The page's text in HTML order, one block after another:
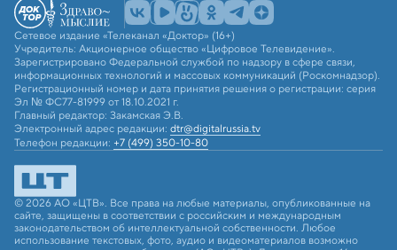
Сетевое издание «Телеканал «Доктор» (16+)
Учредитель: Акционерное общество «Цифровое Телевидение».
Зарегистрировано Федеральной службой по надзору в сфере связи,
информационных технологий и массовых коммуникаций (Роскомнадзор).
Регистрационный номер и дата принятия решения о регистрации: серия
Эл № ФС77-81999 от 18.10.2021 г.
Главный редактор: Закамская Э.В.
Электронный адрес редакции: dtr@digitalrussia.tv
Телефон редакции: +7 (499) 350-10-80
© 2026 АО «ЦТВ». Все права на любые материалы, опубликованные на
сайте, защищены в соответствии с российским и международным
законодательством об интеллектуальной собственности. Любое
использование текстовых, фото, аудио и видеоматериалов возможно